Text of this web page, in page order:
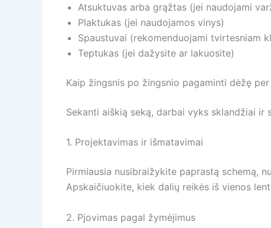
Atsuktuvas arba grąžtas (jei naudojami
Plaktukas (jei naudojamos vinys)
Spaustuvai (rekomenduojami tvirtesniam
Teptukas (jei dažysite ar lakuosite)
Kaip žingsnis po žingsnio pagaminti dėžę
Sekanti aiškią seką, darbai vyks sklandžiai
1. Projektavimas ir išmatavimai
Pirmiausia nusibraižykite paprastą schemą,
Apskaičiuokite, kiek dalių reikės iš vienos
2. Pjovimas pagal žymėjimus